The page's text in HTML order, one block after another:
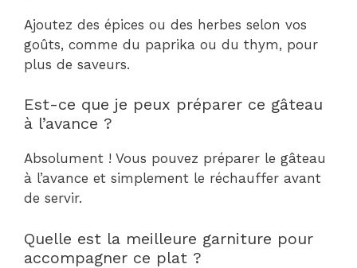
Ajoutez des épices ou des herbes selon vos
goûts, comme du paprika ou du thym, pour
plus de saveurs.
Est-ce que je peux préparer ce gâteau
à l’avance ?
Absolument ! Vous pouvez préparer le gâteau
à l’avance et simplement le réchauffer avant
de servir.
Quelle est la meilleure garniture pour
accompagner ce plat ?